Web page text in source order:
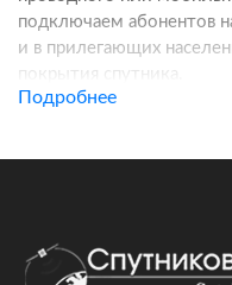
подключаем абонентов
и в прилегающих
покрытия спутника.
стабильный доступ в
и онлайн-сервисов.
Подробнее